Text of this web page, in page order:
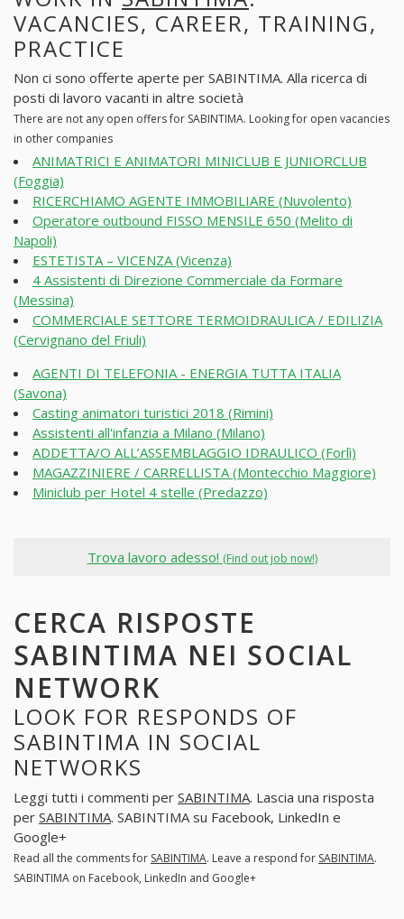
VACANCIES, CAREER, TRAINING,
PRACTICE
Non ci sono offerte aperte per SABINTIMA. Alla ricerca di
posti di lavoro vacanti in altre società
There are not any open offers for SABINTIMA. Looking for open vacancies
in other companies
ANIMATRICI E ANIMATORI MINICLUB E JUNIORCLUB
(Foggia)
RICERCHIAMO AGENTE IMMOBILIARE (Nuvolento)
Operatore outbound FISSO MENSILE 650 (Melito di
Napoli)
ESTETISTA – VICENZA (Vicenza)
4 Assistenti di Direzione Commerciale da Formare
(Messina)
COMMERCIALE SETTORE TERMOIDRAULICA / EDILIZIA
(Cervignano del Friuli)
AGENTI DI TELEFONIA - ENERGIA TUTTA ITALIA
(Savona)
Casting animatori turistici 2018 (Rimini)
Assistenti all'infanzia a Milano (Milano)
ADDETTA/O ALL’ASSEMBLAGGIO IDRAULICO (Forlì)
MAGAZZINIERE / CARRELLISTA (Montecchio Maggiore)
Miniclub per Hotel 4 stelle (Predazzo)
Trova lavoro adesso! (Find out job now!)
CERCA RISPOSTE
SABINTIMA NEI SOCIAL
NETWORK
LOOK FOR RESPONDS OF
SABINTIMA IN SOCIAL
NETWORKS
Leggi tutti i commenti per SABINTIMA. Lascia una risposta
per SABINTIMA. SABINTIMA su Facebook, LinkedIn e
Google+
Read all the comments for SABINTIMA. Leave a respond for SABINTIMA.
SABINTIMA on Facebook, LinkedIn and Google+